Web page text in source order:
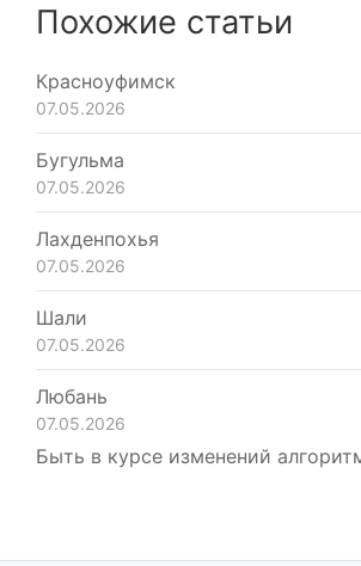
Похожие статьи
Красноуфимск
07.05.2026
Бугульма
07.05.2026
Лахденпохья
07.05.2026
Шали
07.05.2026
Любань
07.05.2026
Быть в курсе изменений